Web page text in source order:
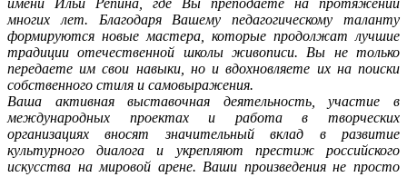
многих лет. Благодаря Вашему педагогическому таланту
формируются новые мастера, которые продолжат лучшие
традиции отечественной школы живописи. Вы не только
передаете им свои навыки, но и вдохновляете их на поиски
собственного стиля и самовыражения.
Ваша активная выставочная деятельность, участие в
международных проектах и работа в творческих
организациях вносят значительный вклад в развитие
культурного диалога и укрепляют престиж российского
искусства на мировой арене. Ваши произведения не просто